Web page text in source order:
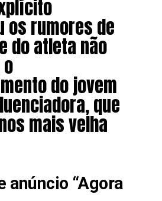
os rumores de
do atleta não
do jovem
que
mais velha
anúncio “Agora